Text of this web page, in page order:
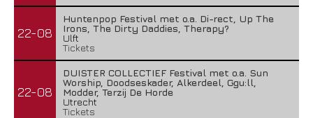
22-08
Huntenpop Festival met o.a. Di-rect, Up The
Irons, The Dirty Daddies, Therapy?
Ulft
Tickets
22-08
DUISTER COLLECTIEF Festival met o.a. Sun
Worship, Doodseskader, Alkerdeel, Ggu:ll,
Modder, Terzij De Horde
Utrecht
Tickets